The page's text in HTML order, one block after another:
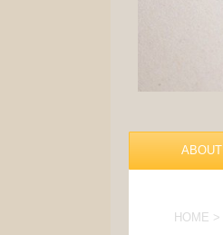
ABOUT
HOME >